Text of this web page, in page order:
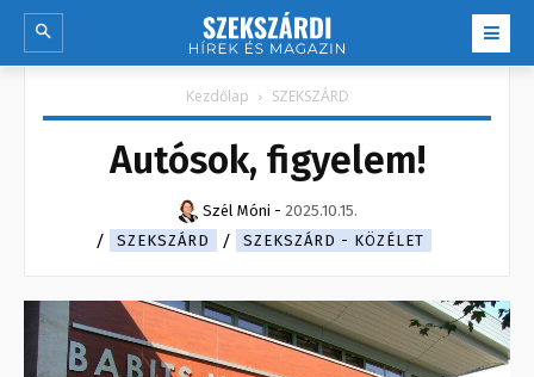
Kezdőlap SZEKSZÁRD
Autósok, figyelem!
Szél Móni - 2025.10.15.
SZEKSZÁRD
SZEKSZÁRD - KÖZÉLET